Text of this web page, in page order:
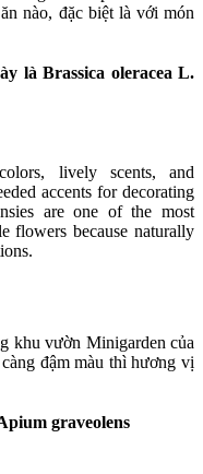
nào, đặc biệt là với món
là Brassica oleracea L.
lively scents, and
accents for decorating
are one of the most
flowers because naturally
khu vườn Minigarden của
đậm màu thì hương vị
graveolens